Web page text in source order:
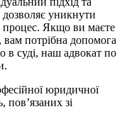
уникнути
процес. Якщо ви маєте
потрібна допомога
в суді, наш адвокат по
юридичної
пов’язаних зі